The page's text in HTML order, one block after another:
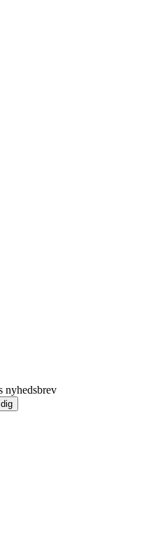
nyhedsbrev